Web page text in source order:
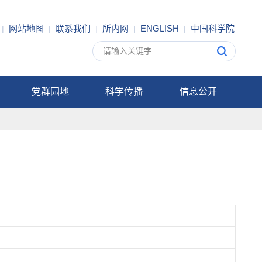
网站地图 | 联系我们 | 所内网 | ENGLISH | 中国科学院
党群园地 科学传播 信息公开